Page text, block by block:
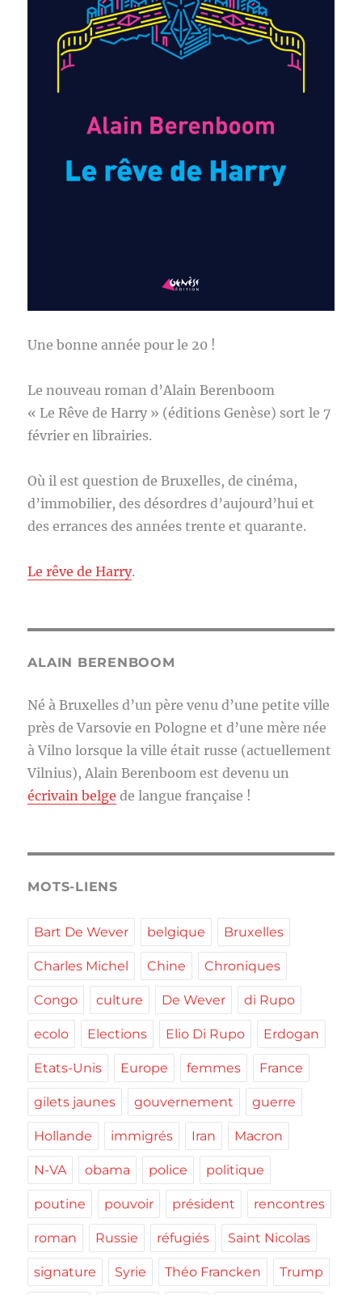
Une bonne année pour le 20 !
Le nouveau roman d’Alain Berenboom
« Le Rêve de Harry » (éditions Genèse) sort le 7
février en librairies.
Où il est question de Bruxelles, de cinéma,
d’immobilier, des désordres d’aujourd’hui et
des errances des années trente et quarante.
Le rêve de Harry.
ALAIN BERENBOOM
Né à Bruxelles d’un père venu d’une petite ville
près de Varsovie en Pologne et d’une mère née
à Vilno lorsque la ville était russe (actuellement
Vilnius), Alain Berenboom est devenu un
écrivain belge de langue française !
MOTS-LIENS
Bart De Wever belgique Bruxelles
Charles Michel Chine Chroniques
Congo culture De Wever di Rupo
ecolo Elections Elio Di Rupo Erdogan
Etats-Unis Europe femmes France
gilets jaunes gouvernement guerre
Hollande immigrés Iran Macron
N-VA obama police politique
poutine pouvoir président rencontres
roman Russie réfugiés Saint Nicolas
signature Syrie Théo Francken Trump